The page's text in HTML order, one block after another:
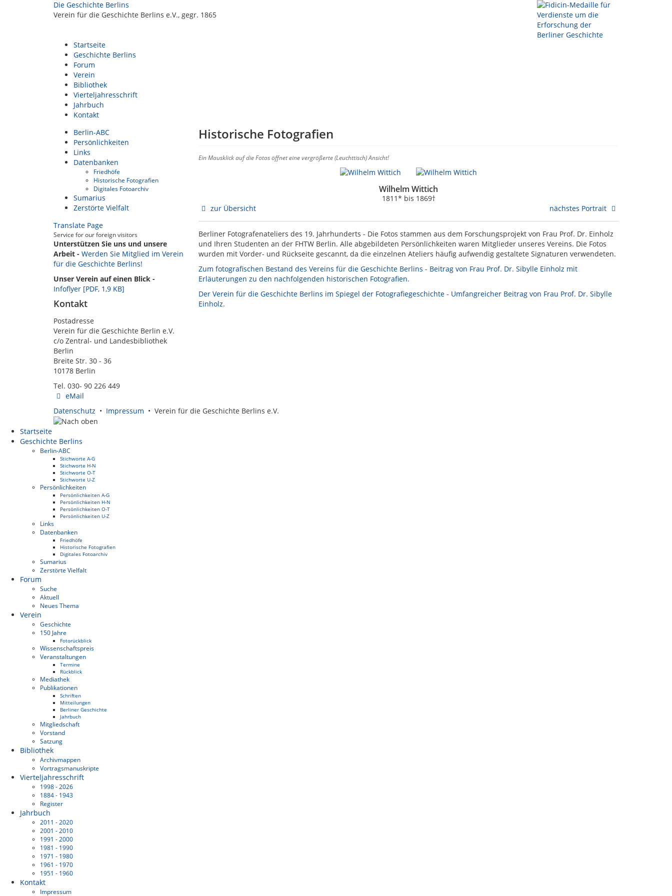
Die Geschichte Berlins
Verein für die Geschichte Berlins e.V., gegr. 1865
Startseite
Geschichte Berlins
Forum
Verein
Bibliothek
Vierteljahresschrift
Jahrbuch
Kontakt
Berlin-ABC
Persönlichkeiten
Links
Datenbanken
Friedhöfe
Historische Fotografien
Digitales Fotoarchiv
Sumarius
Zerstörte Vielfalt
Translate Page
Service for our foreign visitors
Unterstützen Sie uns und unsere
Arbeit - Werden Sie Mitglied im Verein
für die Geschichte Berlins!
Unser Verein auf einen Blick -
Infoflyer [PDF, 1,9 KB]
Kontakt
Postadresse
Verein für die Geschichte Berlin e.V.
c/o Zentral- und Landesbibliothek
Berlin
Breite Str. 30 - 36
10178 Berlin
Tel. 030- 90 226 449
eMail
Historische Fotografien
Ein Mausklick auf die Fotos öffnet eine vergrößerte (Leuchttisch) Ansicht!
Wilhelm Wittich
1811* bis 1869†
zur Übersicht
nächstes Portrait
Berliner Fotografenateliers des 19. Jahrhunderts - Die Fotos stammen aus dem Forschungsprojekt von Frau Prof. Dr. Einholz
und Ihren Studenten an der FHTW Berlin. Alle abgebildeten Persönlichkeiten waren Mitglieder unseres Vereins. Die Fotos
wurden mit Vorder- und Rückseite gescannt, da die einzelnen Ateliers häufig aufwendig gestaltete Signaturen verwendeten.
Zum fotografischen Bestand des Vereins für die Geschichte Berlins - Beitrag von Frau Prof. Dr. Sibylle Einholz mit
Erläuterungen zu den nachfolgenden historischen Fotografien.
Der Verein für die Geschichte Berlins im Spiegel der Fotografiegeschichte - Umfangreicher Beitrag von Frau Prof. Dr. Sibylle
Einholz.
Datenschutz • Impressum • Verein für die Geschichte Berlins e.V.
Startseite
Geschichte Berlins
Berlin-ABC
Stichworte A-G
Stichworte H-N
Stichworte O-T
Stichworte U-Z
Persönlichkeiten
Persönlichkeiten A-G
Persönlichkeiten H-N
Persönlichkeiten O-T
Persönlichkeiten U-Z
Links
Datenbanken
Friedhöfe
Historische Fotografien
Digitales Fotoarchiv
Sumarius
Zerstörte Vielfalt
Forum
Suche
Aktuell
Neues Thema
Verein
Geschichte
150 Jahre
Fotorückblick
Wissenschaftspreis
Veranstaltungen
Termine
Rückblick
Mediathek
Publikationen
Schriften
Mitteilungen
Berliner Geschichte
Jahrbuch
Mitgliedschaft
Vorstand
Satzung
Bibliothek
Archivmappen
Vortragsmanuskripte
Vierteljahresschrift
1998 - 2026
1884 - 1943
Register
Jahrbuch
2011 - 2020
2001 - 2010
1991 - 2000
1981 - 1990
1971 - 1980
1961 - 1970
1951 - 1960
Kontakt
Impressum